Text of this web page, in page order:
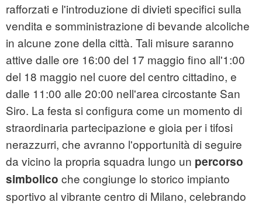
rafforzati e l'introduzione di divieti specifici sulla
vendita e somministrazione di bevande alcoliche
in alcune zone della città. Tali misure saranno
attive dalle ore 16:00 del 17 maggio fino all'1:00
del 18 maggio nel cuore del centro cittadino, e
dalle 11:00 alle 20:00 nell'area circostante San
Siro. La festa si configura come un momento di
straordinaria partecipazione e gioia per i tifosi
nerazzurri, che avranno l'opportunità di seguire
da vicino la propria squadra lungo un percorso
simbolico che congiunge lo storico impianto
sportivo al vibrante centro di Milano, celebrando